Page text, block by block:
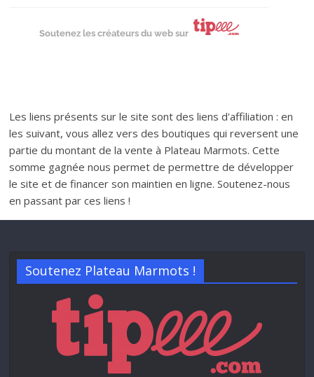
Soutenez les créateurs du web sur
Les liens présents sur le site sont des liens d'affiliation : en
les suivant, vous allez vers des boutiques qui reversent une
partie du montant de la vente à Plateau Marmots. Cette
somme gagnée nous permet de permettre de développer
le site et de financer son maintien en ligne. Soutenez-nous
en passant par ces liens !
Soutenez Plateau Marmots !